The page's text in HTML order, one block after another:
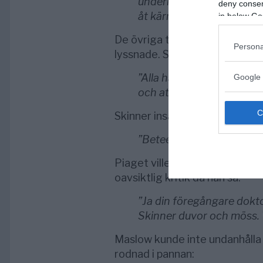
deny
in below
Google
åt kärnan i en människas
De övriga två herrarna vid
lyssnade. Skinner kunde inte
”Alla här vet ju att jag
och att jag enbart anser
Skinner insåg att hans ord
”Beteendevetenskap är
Piaget ville inte korrigera
oavsiktlig kritik då han sa:
”Ja din föregångare
Skinner duvor och möss.
Maslow kunde inte
rodnad i pannan: